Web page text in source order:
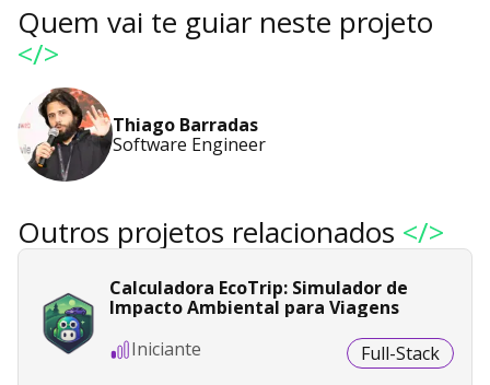
Quem vai te guiar neste projeto
</>
Thiago Barradas
Software Engineer
Outros projetos relacionados </>
Calculadora EcoTrip: Simulador de
Impacto Ambiental para Viagens
Iniciante
Full-Stack